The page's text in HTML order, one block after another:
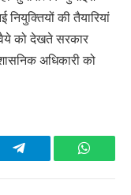
की तैयारियां
को देखते सरकार
अधिकारी को
Telegram